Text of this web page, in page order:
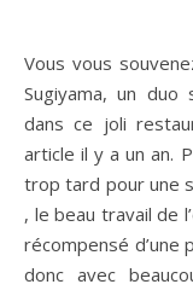
Vous vous souvenez peut-être de Romain Mahi et Ayumi
Sugiyama, un
dans ce joli
article il y a un an.
trop tard pour une
, le beau travail de
récompensé d’une
donc avec